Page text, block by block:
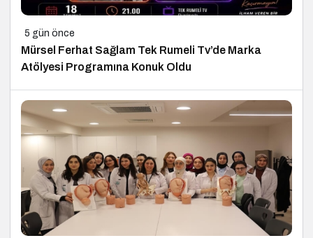
5 gün önce
Mürsel Ferhat Sağlam Tek Rumeli Tv’de Marka
Atölyesi Programına Konuk Oldu